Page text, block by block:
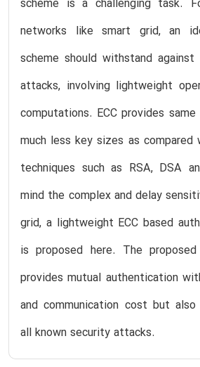
scheme is a challenging task.
networks like smart grid, an
scheme should withstand
attacks, involving lightweight
computations. ECC provides
much less key sizes as
techniques such as RSA, DSA
mind the complex and delay
grid, a lightweight ECC based
is proposed here. The
provides mutual authentication
and communication cost but
all known security attacks.